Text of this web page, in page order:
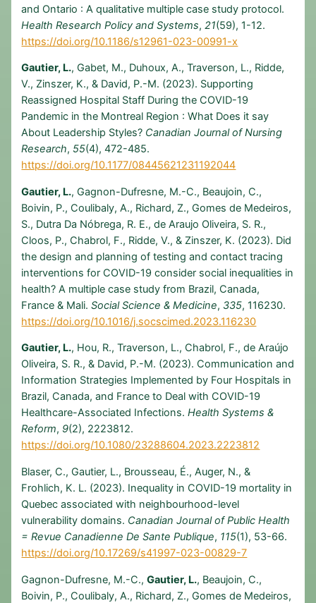
and Ontario : A qualitative multiple case study protocol.
Health Research Policy and Systems,21(59), 1-12.
https://doi.org/10.1186/s12961-023-00991-x
Gautier, L., Gabet, M., Duhoux, A., Traverson, L., Ridde,
V., Zinszer, K., & David, P.-M. (2023). Supporting
Reassigned Hospital Staff During the COVID-19
Pandemic in the Montreal Region : What Does it say
About Leadership Styles? Canadian Journal of Nursing
Research, 55(4), 472-485.
https://doi.org/10.1177/08445621231192044
Gautier, L., Gagnon-Dufresne, M.-C., Beaujoin, C.,
Boivin, P., Coulibaly, A., Richard, Z., Gomes de Medeiros,
S., Dutra Da Nóbrega, R. E., de Araujo Oliveira, S. R.,
Cloos, P., Chabrol, F., Ridde, V., & Zinszer, K. (2023). Did
the design and planning of testing and contact tracing
interventions for COVID-19 consider social inequalities in
health? A multiple case study from Brazil, Canada,
France & Mali.Social Science & Medicine, 335, 116230.
https://doi.org/10.1016/j.socscimed.2023.116230
Gautier, L., Hou, R., Traverson, L., Chabrol, F., de Araújo
Oliveira, S. R., & David, P.-M. (2023). Communication and
Information Strategies Implemented by Four Hospitals in
Brazil, Canada, and France to Deal with COVID-19
Healthcare-Associated Infections.Health Systems &
Reform, 9(2), 2223812.
https://doi.org/10.1080/23288604.2023.2223812
Blaser, C., Gautier, L., Brousseau, É., Auger, N., &
Frohlich, K. L. (2023). Inequality in COVID-19 mortality in
Quebec associated with neighbourhood-level
vulnerability domains. Canadian Journal of Public Health
= Revue Canadienne De Sante Publique, 115(1), 53-66.
https://doi.org/10.17269/s41997-023-00829-7
Gagnon-Dufresne, M.-C.,Gautier, L., Beaujoin, C.,
Boivin, P., Coulibaly, A., Richard, Z., Gomes de Medeiros,